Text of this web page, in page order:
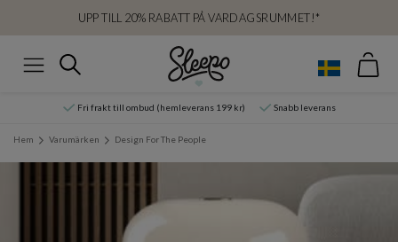
UPP TILL 20% RABATT PÅ VARDAGSRUMMET!*
Sök
Fri frakt till ombud (hemleverans 199 kr) Snabb leverans
Hem Varumärken Design For The People